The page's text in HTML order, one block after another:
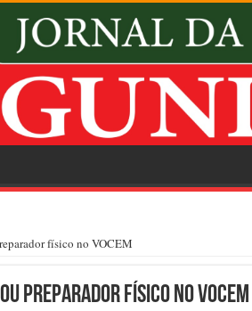
físico no VOCEM
preparador físico no VOCEM